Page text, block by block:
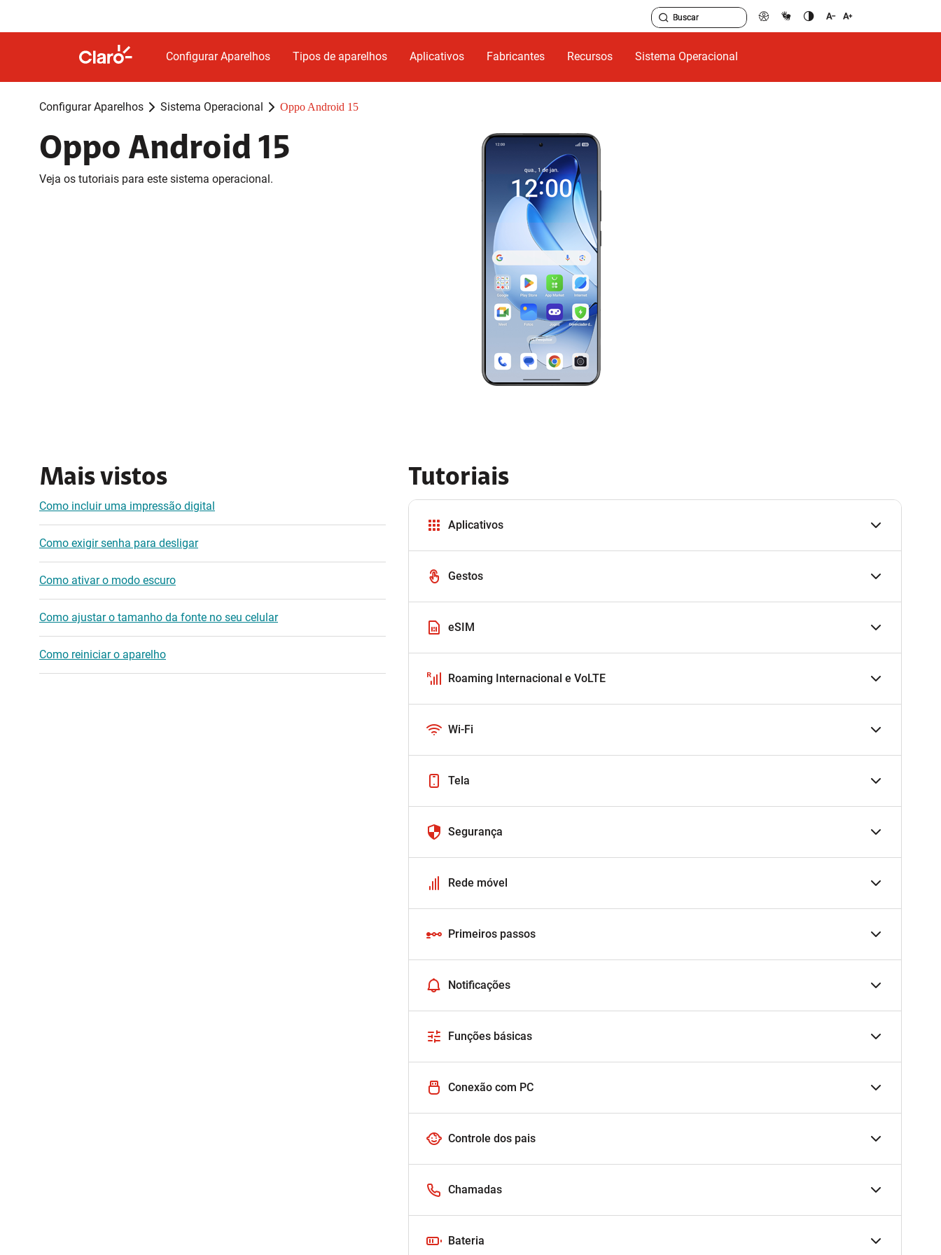
Configurar Aparelhos Tipos de aparelhos Aplicativos Fabricantes Recursos Sistema Operacional
Configurar Aparelhos Sistema Operacional Oppo Android 15
Oppo Android 15
Veja os tutoriais para este sistema operacional.
Mais vistos
Como incluir uma impressão digital
Como exigir senha para desligar
Como ativar o modo escuro
Como ajustar o tamanho da fonte no seu celular
Como reiniciar o aparelho
Tutoriais
Aplicativos
Gestos
eSIM
Roaming Internacional e VoLTE
Wi-Fi
Tela
Segurança
Rede móvel
Primeiros passos
Notificações
Funções básicas
Conexão com PC
Controle dos pais
Chamadas
Bateria